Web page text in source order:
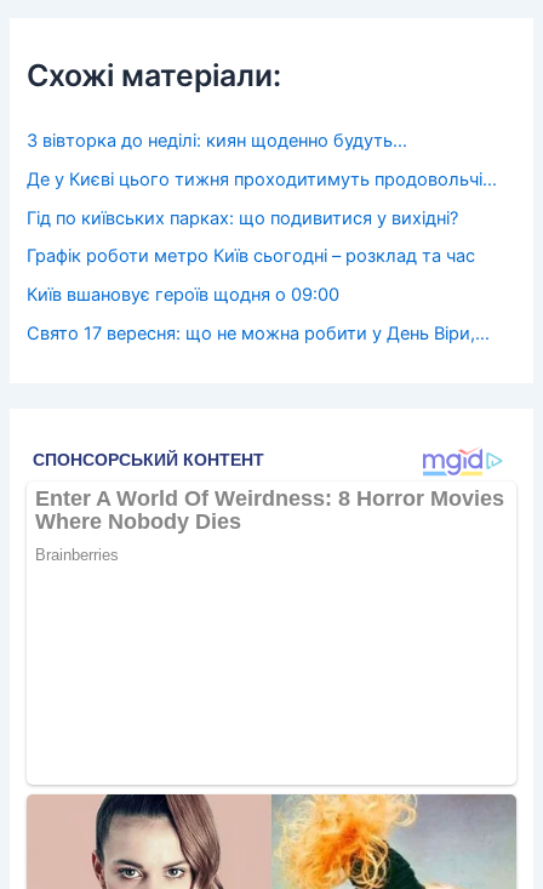
Схожі матеріали:
З вівторка до неділі: киян щоденно будуть…
Де у Києві цього тижня проходитимуть продовольчі…
Гід по київських парках: що подивитися у вихідні?
Графік роботи метро Київ сьогодні – розклад та час
Київ вшановує героїв щодня о 09:00
Свято 17 вересня: що не можна робити у День Віри,…